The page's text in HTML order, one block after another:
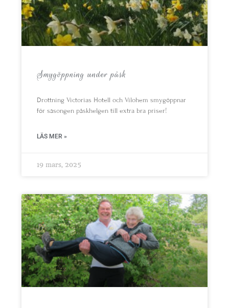
Smygöppning under påsk
Drottning Victorias Hotell och Vilohem smygöppnar
för säsongen påskhelgen till extra bra priser!
LÄS MER »
19 mars, 2025